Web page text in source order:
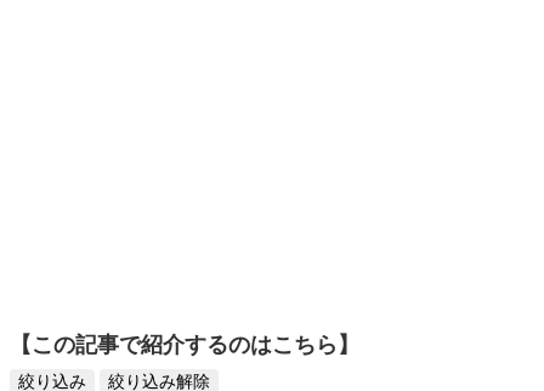
【この記事で紹介するのはこちら】
絞り込み
絞り込み解除